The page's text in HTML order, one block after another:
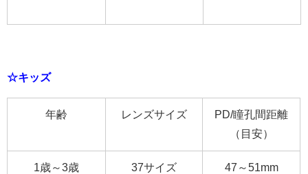
☆キッズ
年齢 レンズサイズ
PD/瞳孔間距離
（目安）
1歳～3歳 37サイズ 47～51mm